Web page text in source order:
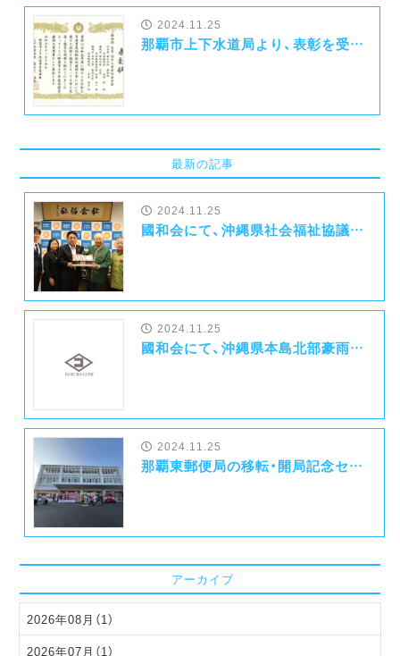
2024.11.25
那覇市上下水道局より、表彰を受けました！
最新の記事
2024.11.25
國和会にて、沖縄県社会福祉協議会様へ映画招待券を寄贈しました
2024.11.25
國和会にて、沖縄県本島北部豪雨の被災地へ災害義援金を寄附いたしました
2024.11.25
那覇東郵便局の移転・開局記念セレモニーが行われました！
アーカイブ
2026年08月（1）
2026年07月（1）